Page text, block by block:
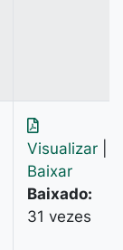
Visualizar
Baixar
Baixado:
31 vezes